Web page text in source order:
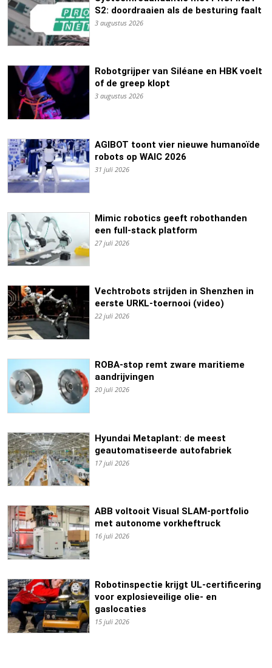
S2: doordraaien als de besturing faalt
3 augustus 2026
Robotgrijper van Siléane en HBK voelt
of de greep klopt
3 augustus 2026
AGIBOT toont vier nieuwe humanoïde
robots op WAIC 2026
31 juli 2026
Mimic robotics geeft robothanden
een full-stack platform
27 juli 2026
Vechtrobots strijden in Shenzhen in
eerste URKL-toernooi (video)
22 juli 2026
ROBA-stop remt zware maritieme
aandrijvingen
20 juli 2026
Hyundai Metaplant: de meest
geautomatiseerde autofabriek
17 juli 2026
ABB voltooit Visual SLAM-portfolio
met autonome vorkheftruck
16 juli 2026
Robotinspectie krijgt UL-certificering
voor explosieveilige olie- en
gaslocaties
15 juli 2026